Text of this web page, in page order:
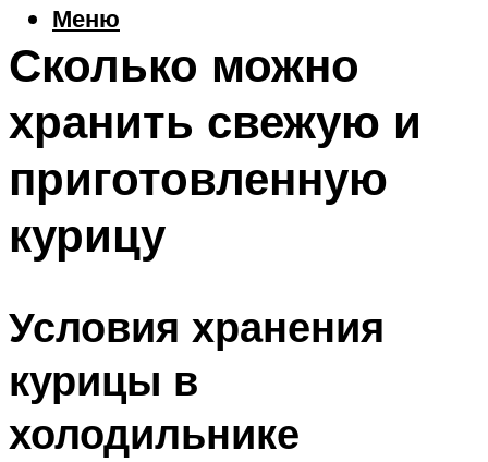
Меню
Сколько можно
хранить свежую и
приготовленную
курицу
Условия хранения
курицы в
холодильнике